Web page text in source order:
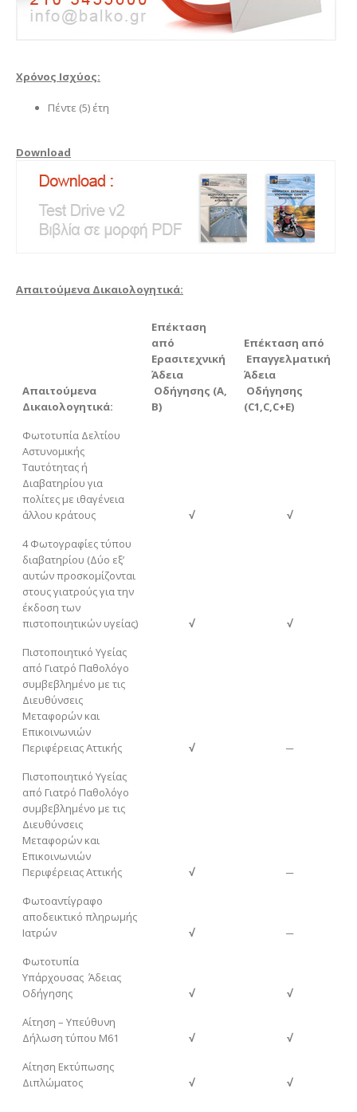
Χρόνος Ισχύος:
Πέντε (5) έτη
Download
Απαιτούμενα Δικαιολογητικά:
Απαιτούμενα
Δικαιολογητικά:
Επέκταση
από
Ερασιτεχνική
Άδεια
Οδήγησης (Α,
Β)
Επέκταση από
Επαγγελματική
Άδεια
Οδήγησης
(C1,C,C+E)
Φωτοτυπία Δελτίου
Αστυνομικής
Ταυτότητας ή
Διαβατηρίου για
πολίτες με ιθαγένεια
άλλου κράτους
√
√
4 Φωτογραφίες τύπου
διαβατηρίου (Δύο εξ’
αυτών προσκομίζονται
στους γιατρούς για την
έκδοση των
πιστοποιητικών υγείας)
√
√
Πιστοποιητικό Υγείας
από Γιατρό Παθολόγο
συμβεβλημένο με τις
Διευθύνσεις
Μεταφορών και
Επικοινωνιών
Περιφέρειας Αττικής
√
─
Πιστοποιητικό Υγείας
από Γιατρό Παθολόγο
συμβεβλημένο με τις
Διευθύνσεις
Μεταφορών και
Επικοινωνιών
Περιφέρειας Αττικής
√
─
Φωτοαντίγραφο
αποδεικτικό πληρωμής
Ιατρών
√
─
Φωτοτυπία
Υπάρχουσας Άδειας
Οδήγησης
√
√
Αίτηση – Υπεύθυνη
Δήλωση τύπου Μ61
√
√
Αίτηση Εκτύπωσης
Διπλώματος
√ √